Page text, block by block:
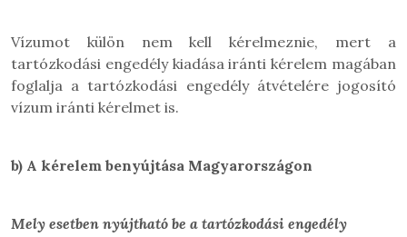
Vízumot külön nem kell kérelmeznie, mert a
tartózkodási engedély kiadása iránti kérelem magában
foglalja a tartózkodási engedély átvételére jogosító
vízum iránti kérelmet is.
b) A kérelem benyújtása Magyarországon
Mely esetben nyújtható be a tartózkodási engedély